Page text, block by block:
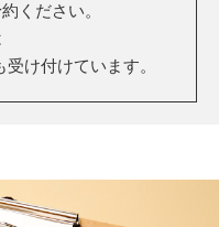
ください。
受け付けています。